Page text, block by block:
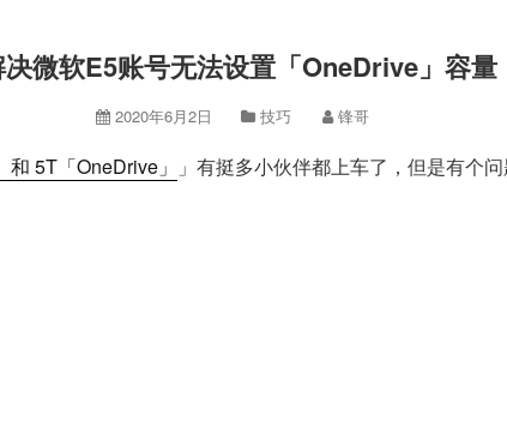
微软E5账号无法设置「OneDrive」容量
2020年6月2日 技巧 锋哥
5T「OneDrive」
」有挺多小伙伴都上车了，但是有个